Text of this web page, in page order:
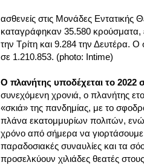
ασθενείς στις Μονάδες Εντατικής
καταγράφηκαν 35.580 κρούσματα,
την Τρίτη και 9.284 την Δευτέρα.
σε 1.210.853. (photo: Intime)
Ο πλανήτης υποδέχεται το 2022
συνεχόμενη χρονιά, ο πλανήτης
«σκιά» της πανδημίας, με το
πλάνα εκατομμυρίων πολιτών, ενώ
χρόνο από σήμερα να γιορτάσουμε
παραδοσιακές συναυλίες και τα
προσελκύουν χιλιάδες θεατές